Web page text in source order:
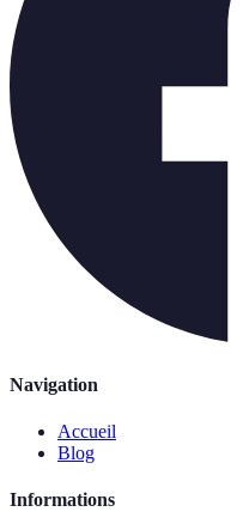
Navigation
Accueil
Blog
Informations